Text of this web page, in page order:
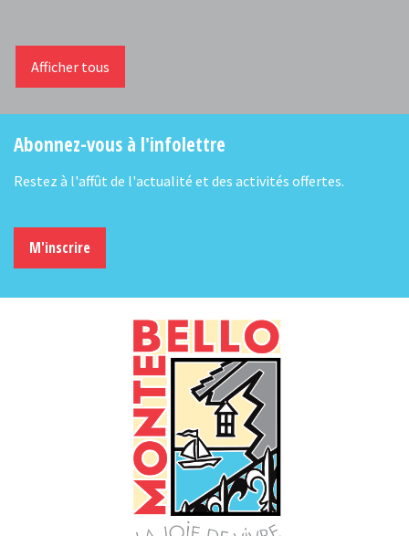
Afficher tous
Abonnez-vous à l'infolettre
Restez à l'affût de l'actualité et des activités offertes.
M'inscrire